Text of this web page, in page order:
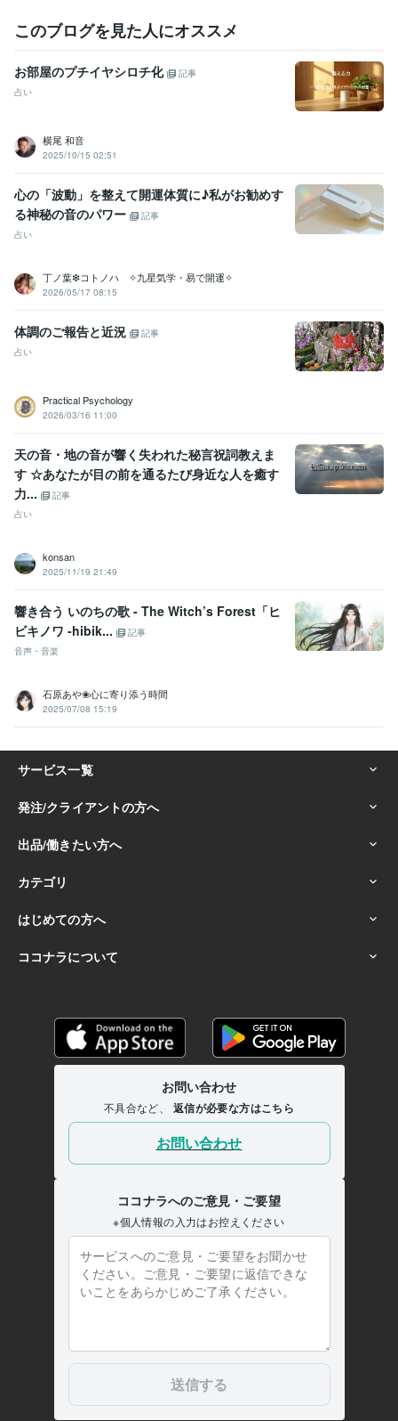
このブログを見た人にオススメ
お部屋のプチイヤシロチ化
記事
占い
横尾 和音
2025/10/15 02:51
心の「波動」を整えて開運体質に♪私がお勧めす
る神秘の音のパワー
記事
占い
丁ノ葉❇コトノハ ✧九星気学・易で開運✧
2026/05/17 08:15
体調のご報告と近況
記事
占い
Practical Psychology
2026/03/16 11:00
天の音・地の音が響く失われた秘言祝詞教えま
す ☆あなたが目の前を通るたび身近な人を癒す
力...
記事
占い
konsan
2025/11/19 21:49
響き合う いのちの歌 - The Witch’s Forest「ヒ
ビキノワ -hibik...
記事
音声・音楽
石原あや❀心に寄り添う時間
2025/07/08 15:19